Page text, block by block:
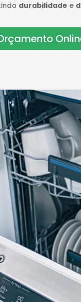
durabilidade e